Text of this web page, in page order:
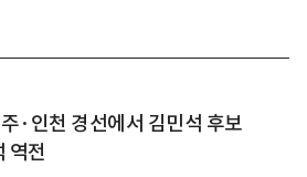
·인천 경선에서 김민석 후보
역전